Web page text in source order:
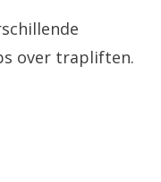
over trapliften.